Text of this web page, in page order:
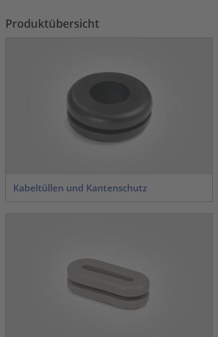
Produktübersicht
Kabeltüllen und Kantenschutz